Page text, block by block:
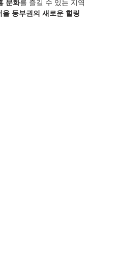
문화를 즐길 수 있는 지역
울 동부권의 새로운 힐링